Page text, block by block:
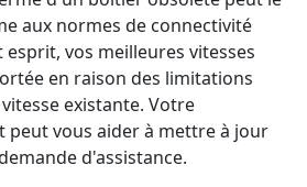
aux normes de connectivité
esprit, vos meilleures vitesses
en raison des limitations
existante. Votre
vous aider à mettre à jour
d'assistance.